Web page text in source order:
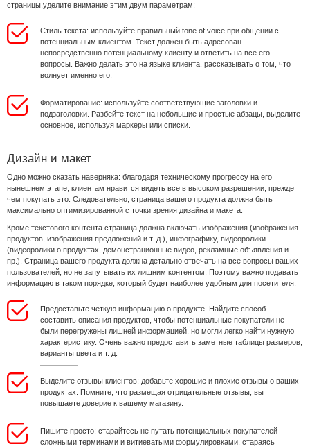
страницы,уделите внимание этим двум параметрам:
Стиль текста: используйте правильный tone of voice при общении с
потенциальным клиентом. Текст должен быть адресован
непосредственно потенциальному клиенту и ответить на все его
вопросы. Важно делать это на языке клиента, рассказывать о том, что
волнует именно его.
Форматирование: используйте соответствующие заголовки и
подзаголовки. Разбейте текст на небольшие и простые абзацы, выделите
основное, используя маркеры или списки.
Дизайн и макет
Одно можно сказать наверняка: благодаря техническому прогрессу на его
нынешнем этапе, клиентам нравится видеть все в высоком разрешении, прежде
чем покупать это. Следовательно, страница вашего продукта должна быть
максимально оптимизированной с точки зрения дизайна и макета.
Кроме текстового контента страница должна включать изображения (изображения
продуктов, изображения предложений и т. д.), инфографику, видеоролики
(видеоролики о продуктах, демонстрационные видео, рекламные объявления и
пр.). Страница вашего продукта должна детально отвечать на все вопросы ваших
пользователей, но не запутывать их лишним контентом. Поэтому важно подавать
информацию в таком порядке, который будет наиболее удобным для посетителя:
Предоставьте четкую информацию о продукте. Найдите способ
составить описания продуктов, чтобы потенциальные покупатели не
были перегружены лишней информацией, но могли легко найти нужную
характеристику. Очень важно предоставить заметные таблицы размеров,
варианты цвета и т. д.
Выделите отзывы клиентов: добавьте хорошие и плохие отзывы о ваших
продуктах. Помните, что размещая отрицательные отзывы, вы
повышаете доверие к вашему магазину.
Пишите просто: старайтесь не путать потенциальных покупателей
сложными терминами и витиеватыми формулировками, стараясь